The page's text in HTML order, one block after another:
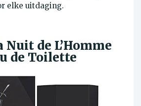
elke uitdaging.
Nuit de L’Homme
de Toilette